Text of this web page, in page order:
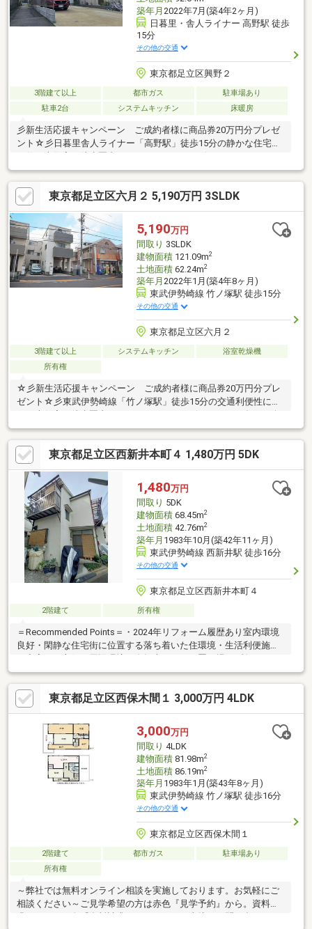
築年月 2022年7月(築4年2ヶ月)
日暮里・舎人ライナー 高野駅 徒歩
15分
その他の交通
東京都足立区興野２
3階建て以上 都市ガス
駐車場あり
駐車2台
システムキッチン 床暖房
彡新生活応援キャンペーン ご成約者様に商品券20万円分プレゼ
ント☆彡日暮里舎人ライナー「高野駅」徒歩15分の静かな住宅街
に佇む本住宅。徒歩圏内にはスーパーやコンビニ、そしてドラッ
グストア等がございますので住環境も良好です。2022年7月完成
の明るく綺麗なお部屋を是非お気軽にご見学ください。ー
TERASS 提携住宅ローン ー 提携金利 『０．８４５％～』
【がん保障特約】【3大疾病保障・5つの重度慢性疾患保障・W入
院サポート】【一部繰上返済手数料 0円】etc◇◇◇◇TERASS
は日経クロストレンド「未来の市場をつくる100社」に選出され
ております◇◇◇◇
東京都足立区六月２ 5,190万円 3SLDK
5,190万円
間取り 3SLDK
建物面積121.09m2
土地面積62.24m2
築年月 2022年1月(築4年8ヶ月)
東武伊勢崎線 竹ノ塚駅 徒歩15分
その他の交通
東京都足立区六月２
3階建て以上 システムキッチン
浴室乾燥機
所有権
☆彡新生活応援キャンペーン ご成約者様に商品券20万円分プレ
ゼント☆彡東武伊勢崎線「竹ノ塚駅」徒歩15分の交通利便性に優
園などがございますので住環境も良好です。2020年1月完成の綺
麗な住宅を是非一度お気軽にご見学くださいー TERASS 提携
住宅ローン ー 提携金利 『０．８４５％～』【がん保障特
約】【3大疾病保障・5つの重度慢性疾患保障・W入院サポート】
【一部繰上返済手数料 0円】etc◇◇◇◇◇TERASSは日経クロ
ストレンド「未来の市場をつくる100社」に選出されております
◇◇◇◇◇
東京都足立区西新井本町４ 1,480万円 5DK
1,480万円
間取り 5DK
建物面積68.45m2
土地面積42.76m2
築年月 1983年10月(築42年11ヶ月)
東武伊勢崎線 西新井駅 徒歩16分
その他の交通
東京都足立区西新井本町４
2階建て 所有権
＝Recommended Points＝・2024年リフォーム履歴あり室内環境
良好・閑静な住宅街に位置する落ち着いた住環境・生活利便施設
が充実した良好な周辺環境・自転車・バイク置き場2か所あり※再
建築不可＝Life Information＝・足立区立西新井小学校 徒歩5
分・足立区立第五中学校 徒歩10分・アリオ西新
井 徒歩8分・ヨークプライス西新井店 徒歩4分急な
見学でも可能な限り対応させていただきます！ お電話もしく
は”見学予約する ”ボタンから日程調整いただけるとスムーズです♪
赤色の見学予約ボタンから最短2分で完了！
東京都足立区西保木間１ 3,000万円 4LDK
3,000万円
間取り 4LDK
建物面積81.98m2
土地面積86.19m2
築年月 1983年1月(築43年8ヶ月)
東武伊勢崎線 竹ノ塚駅 徒歩16分
その他の交通
東京都足立区西保木間１
2階建て 都市ガス
駐車場あり
所有権
～弊社では無料オンライン相談を実施しております。お気軽にご
相談ください～ご見学希望の方は赤色『見学予約』から。資料請